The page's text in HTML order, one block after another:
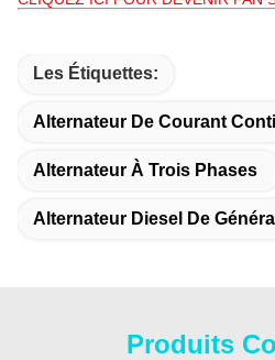
Les Étiquettes:
Alternateur De Courant
Alternateur À Trois Phases
Alternateur Diesel De
Produits